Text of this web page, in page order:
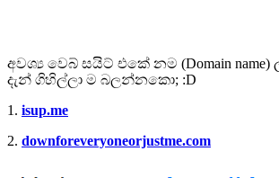
අවශ්‍ය වෙබ් සයිට් එකේ නම (Domain
දැන් ගිහිල්ලා ම බලන්නකො; :D
1. isup.me
2. downforeveryoneorjustme.com